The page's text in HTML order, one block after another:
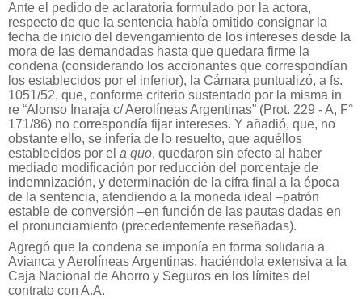
Ante el pedido de aclaratoria formulado por la actora,
respecto de que la sentencia había omitido consignar la
fecha de inicio del devengamiento de los intereses desde la
mora de las demandadas hasta que quedara firme la
condena (considerando los accionantes que correspondían
los establecidos por el inferior), la Cámara puntualizó, a fs.
1051/52, que, conforme criterio sustentado por la misma in
re “Alonso Inaraja c/ Aerolíneas Argentinas” (Prot. 229 - A, F°
171/86) no correspondía fijar intereses. Y añadió, que, no
obstante ello, se infería de lo resuelto, que aquéllos
establecidos por el a quo, quedaron sin efecto al haber
mediado modificación por reducción del porcentaje de
indemnización, y determinación de la cifra final a la época
de la sentencia, atendiendo a la moneda ideal –patrón
estable de conversión –en función de las pautas dadas en
el pronunciamiento (precedentemente reseñadas).
Agregó que la condena se imponía en forma solidaria a
Avianca y Aerolíneas Argentinas, haciéndola extensiva a la
Caja Nacional de Ahorro y Seguros en los límites del
contrato con A.A.